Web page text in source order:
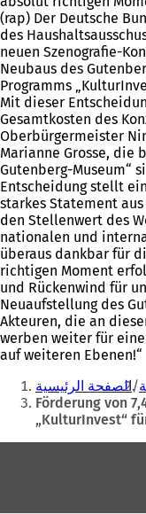
(rap) Der Deutsche
des
neuen Szenografie-
Neubaus des
Programms
Mit dieser
Gesamtkosten des
Oberbürgermeister
Marianne Grosse, die
Gutenberg-Museum“
Entscheidung stellt
starkes Statement
den Stellenwert des
nationalen und
überaus dankbar für
richtigen Moment
und Rückenwind für
Neuaufstellung des
Akteuren, die an
werben weiter für
auf weiteren Ebenen!“
Sie
befinden
sich
hier:
الصفحة الرئيسية
Förderung von
„KulturInvest“